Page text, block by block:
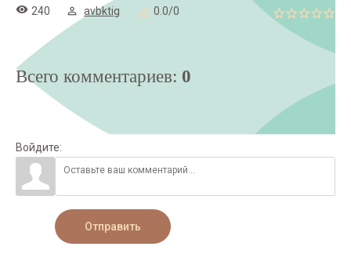
240 avbktig 0.0/0
Всего комментариев: 0
Войдите:
Отправить